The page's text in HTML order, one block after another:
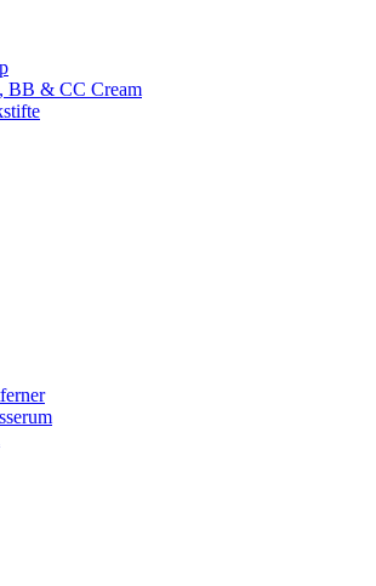
BB & CC Cream